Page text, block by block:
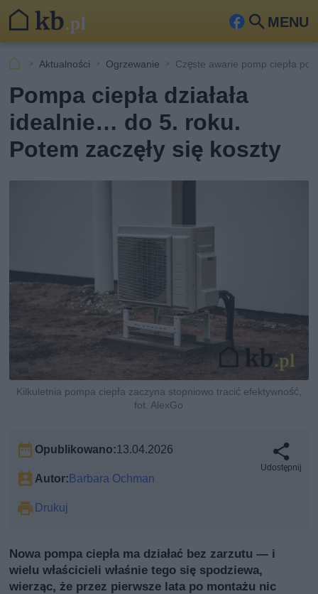
MENU
Fa
ook
Szu
Aktualności Ogrzewanie Częste awarie pomp ciepła po
Pompa ciepła działała
idealnie… do 5. roku.
Potem zaczęły się koszty
Kilkuletnia pompa ciepła zaczyna stopniowo tracić efektywność,
fot. AlexGo
Opublikowano:13.04.2026
Autor:Barbara Ochman
Drukuj
Udostępnij
Nowa pompa ciepła ma działać bez zarzutu — i
wielu właścicieli właśnie tego się spodziewa,
wierząc, że przez pierwsze lata po montażu nic